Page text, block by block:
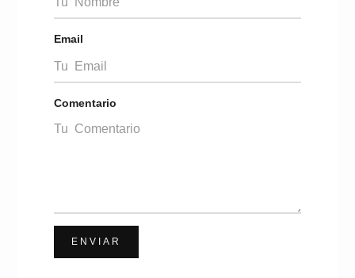
Email
Comentario
ENVIAR